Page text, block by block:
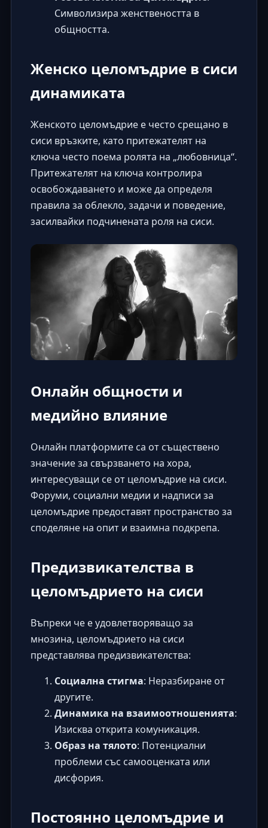
Символизира женствеността в
общността.
Женско целомъдрие в сиси
динамиката
Женското целомъдрие е често срещано в
сиси връзките, като притежателят на
ключа често поема ролята на „любовница“.
Притежателят на ключа контролира
освобождаването и може да определя
правила за облекло, задачи и поведение,
засилвайки подчинената роля на сиси.
Онлайн общности и
медийно влияние
Онлайн платформите са от съществено
значение за свързването на хора,
интересуващи се от целомъдрие на сиси.
Форуми, социални медии и надписи за
целомъдриепредоставят пространство за
споделяне на опит и взаимна подкрепа.
Предизвикателства в
целомъдрието на сиси
Въпреки че е удовлетворяващо за
мнозина, целомъдрието на сиси
представлява предизвикателства:
Социална стигма: Неразбиране от
другите.
Динамика на взаимоотношенията:
Изисква открита комуникация.
Образ на тялото: Потенциални
проблеми със самооценката или
дисфория.
Постоянно целомъдрие и